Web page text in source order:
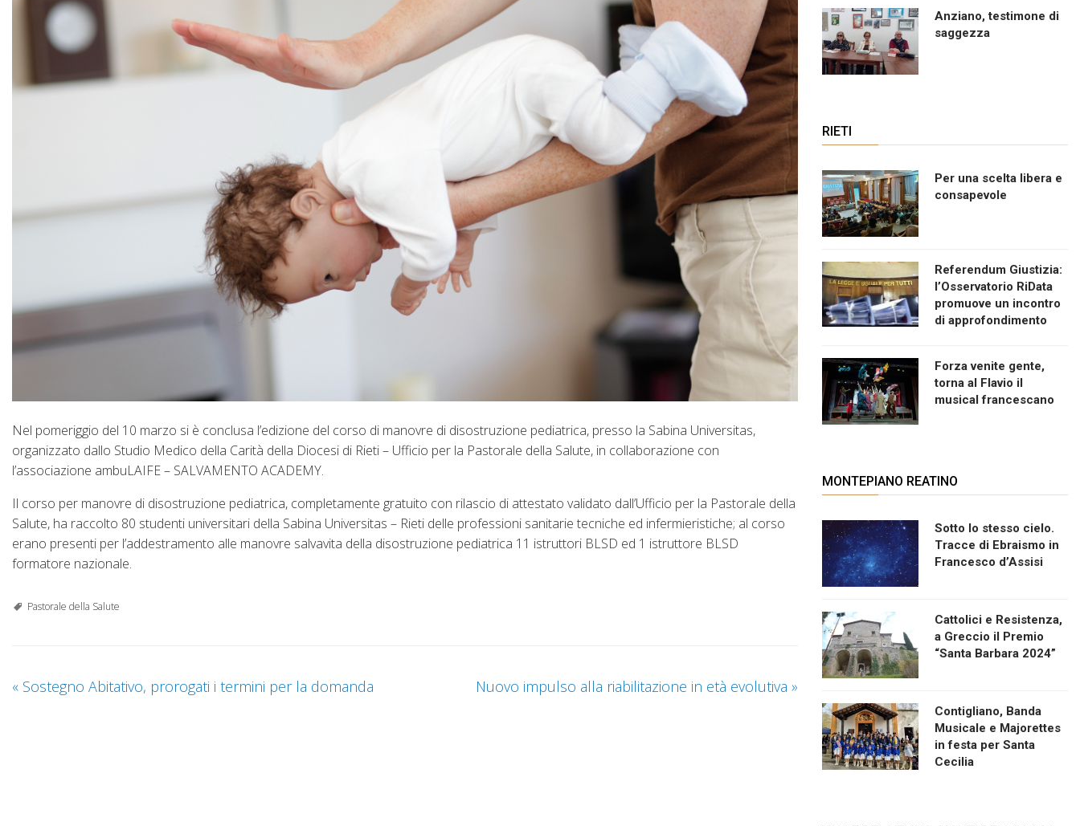
Nel pomeriggio del 10 marzo si è conclusa l’edizione del corso di manovre di disostruzione pediatrica, presso la Sabina Universitas,
organizzato dallo Studio Medico della Carità della Diocesi di Rieti – Ufficio per la Pastorale della Salute, in collaborazione con
l’associazione ambuLAIFE – SALVAMENTO ACADEMY.
Il corso per manovre di disostruzione pediatrica, completamente gratuito con rilascio di attestato validato dall’Ufficio per la Pastorale della
Salute, ha raccolto 80 studenti universitari della Sabina Universitas – Rieti delle professioni sanitarie tecniche ed infermieristiche; al corso
erano presenti per l’addestramento alle manovre salvavita della disostruzione pediatrica 11 istruttori BLSD ed 1 istruttore BLSD
formatore nazionale.
Pastorale della Salute
« Sostegno Abitativo, prorogati i termini per la domanda Nuovo impulso alla riabilitazione in età evolutiva »
Anziano, testimone di
saggezza
RIETI
Per una scelta libera e
consapevole
Referendum Giustizia:
l’Osservatorio RiData
promuove un incontro
di approfondimento
Forza venite gente,
torna al Flavio il
musical francescano
MONTEPIANO REATINO
Sotto lo stesso cielo.
Tracce di Ebraismo in
Francesco d’Assisi
Cattolici e Resistenza,
a Greccio il Premio
“Santa Barbara 2024”
Contigliano, Banda
Musicale e Majorettes
in festa per Santa
Cecilia